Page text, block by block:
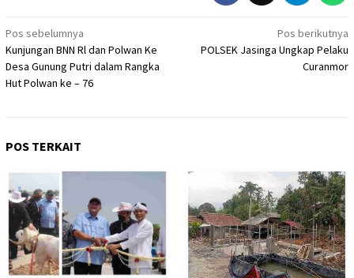
Navigasi
pos
Pos sebelumnya
Kunjungan BNN Rl dan Polwan Ke
Desa Gunung Putri dalam Rangka
Hut Polwan ke – 76
Pos berikutnya
POLSEK Jasinga Ungkap Pelaku
Curanmor
POS TERKAIT